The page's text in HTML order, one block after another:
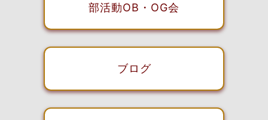
部活動OB・OG会
ブログ